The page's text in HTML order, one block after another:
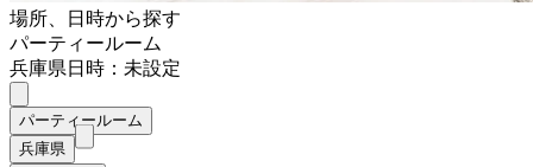
場所、日時から探す
パーティールーム
兵庫県日時：未設定
パーティールーム
兵庫県